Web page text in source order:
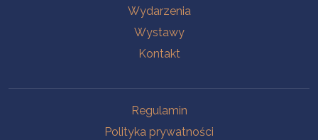
Wydarzenia
Wystawy
Kontakt
Regulamin
Polityka prywatności